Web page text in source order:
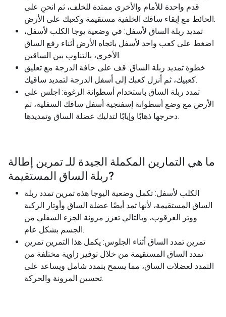
قدم واحدة للأمام والأخرى ممتدة للخلف، ثم انحنِ على
الحائط مع إبقاء ساقك الخلفية مستقيمة وكعبك على الأرض.
تمديد ربلة الساق لأسفل: في وضعية يوجا الكلب لأسفل،
اضغط على كعب واحد لأسفل باتجاه الأرض أثناء رفع الساق
الأخرى، بالتناوب بين الساقين.
خطوة تمديد ربلة الساق: قف على حافة الدرجة مع تعليق
كعبيك، ثم أنزل كعبك إلى أسفل الدرجة لتمديد ساقيك.
تمدد ربلة الساق باستخدام أسطوانة الرغوة: اجلس على
الأرض مع وضع أسطوانة إسفنجية أسفل ساقك السفلية، ثم
دحرجها ذهابًا وإيابًا لتدليك عضلة الساق وتمديدها.
ما هي التمارين المكملة الجيدة للـ تمرين إطالة
ربلة الساق المستقيمة?
الكلب لأسفل: تكمل وضعية اليوجا هذه تمرين تمدد ربلة
الساق المستقيمة، لأنها تمد أيضًا عضلة الساق وأوتار الركبة
ووتر العرقوب، وبالتالي تعزز مرونة الجزء السفلي من
الجسم بشكل عام.
تمرين تمدد الساق أثناء الجلوس: يكمل هذا التمرين تمرين
تمدد الساق المستقيمة من خلال توفير زاوية مختلفة من
التمدد لعضلات الساق، مما يسمح بتمدد شامل ويساعد على
تحسين المرونة والحركة.